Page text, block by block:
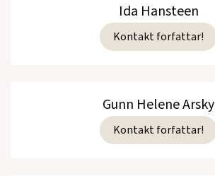
Ida Hansteen
Kontakt forfattar!
Gunn Helene Arsky
Kontakt forfattar!